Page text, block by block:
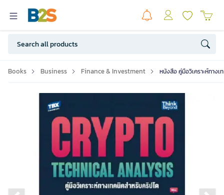
Books Business Finance & Investment หนังสือ คู่มือวิเคราะห์ทางเ